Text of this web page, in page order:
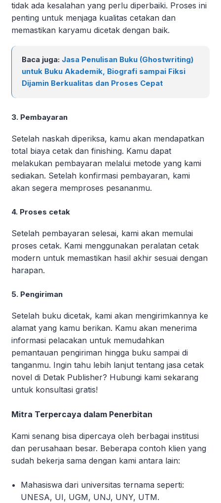
tidak ada kesalahan yang perlu diperbaiki. Proses ini
penting untuk menjaga kualitas cetakan dan
memastikan karyamu dicetak dengan baik.
Baca juga: Jasa Penulisan Buku (Ghostwriting)
untuk Buku Akademik, Biografi sampai Fiksi
Dijamin Berkualitas dan Proses Cepat
3. Pembayaran
Setelah naskah diperiksa, kamu akan mendapatkan
total biaya cetak dan finishing. Kamu dapat
melakukan pembayaran melalui metode yang kami
sediakan. Setelah konfirmasi pembayaran, kami
akan segera memproses pesananmu.
4. Proses cetak
Setelah pembayaran selesai, kami akan memulai
proses cetak. Kami menggunakan peralatan cetak
modern untuk memastikan hasil akhir sesuai dengan
harapan.
5. Pengiriman
Setelah buku dicetak, kami akan mengirimkannya ke
alamat yang kamu berikan. Kamu akan menerima
informasi pelacakan untuk memudahkan
pemantauan pengiriman hingga buku sampai di
tanganmu. Ingin tahu lebih lanjut tentang jasa cetak
novel di Detak Publisher? Hubungi kami sekarang
untuk konsultasi gratis!
Mitra Terpercaya dalam Penerbitan
Kami senang bisa dipercaya oleh berbagai institusi
dan perusahaan besar. Beberapa contoh klien yang
sudah bekerja sama dengan kami antara lain:
Mahasiswa dari universitas ternama seperti:
UNESA, UI, UGM, UNJ, UNY, UTM.